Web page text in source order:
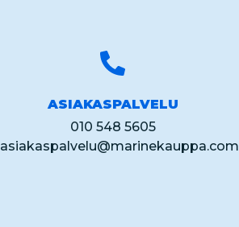
ASIAKASPALVELU
010 548 5605
asiakaspalvelu@marinekauppa.com